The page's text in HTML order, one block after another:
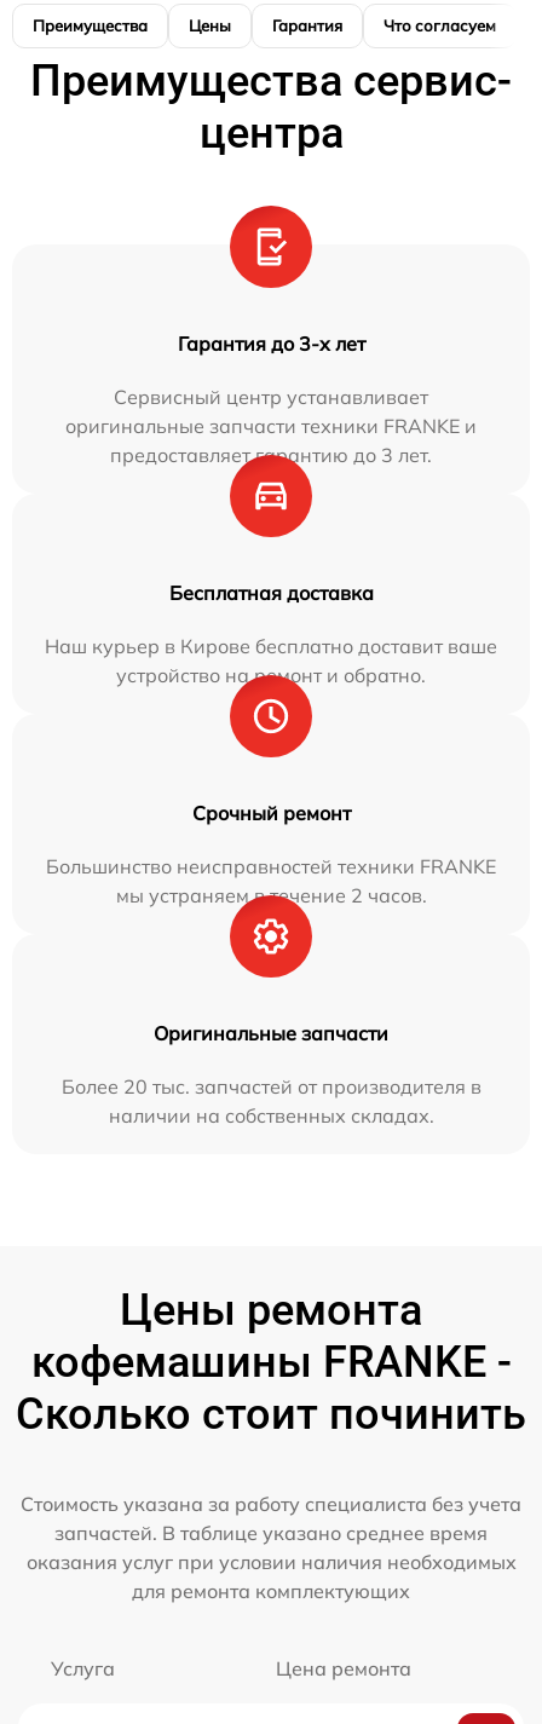
Преимущества Цены Гарантия Что согласуем
Преимущества сервис-
центра
Гарантия до 3-х лет
Сервисный центр устанавливает
оригинальные запчасти техники FRANKE и
предоставляет гарантию до 3 лет.
Бесплатная доставка
Наш курьер в Кирове бесплатно доставит ваше
устройство на ремонт и обратно.
Срочный ремонт
Большинство неисправностей техники FRANKE
мы устраняем в течение 2 часов.
Оригинальные запчасти
Более 20 тыс. запчастей от производителя в
наличии на собственных складах.
Цены ремонта
кофемашины FRANKE -
Сколько стоит починить
Стоимость указана за работу специалиста без учета
запчастей. В таблице указано среднее время
оказания услуг при условии наличия необходимых
для ремонта комплектующих
Услуга Цена ремонта